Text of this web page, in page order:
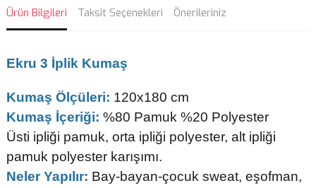
Ürün Bilgileri Taksit Seçenekleri Önerileriniz
Ekru 3 İplik Kumaş
Kumaş Ölçüleri: 120x180 cm
Kumaş İçeriği: %80 Pamuk %20 Polyester
Üsti ipliği pamuk, orta ipliği polyester, alt ipliği
pamuk polyester karışımı.
Neler Yapılır: Bay-bayan-çocuk sweat, eşofman,